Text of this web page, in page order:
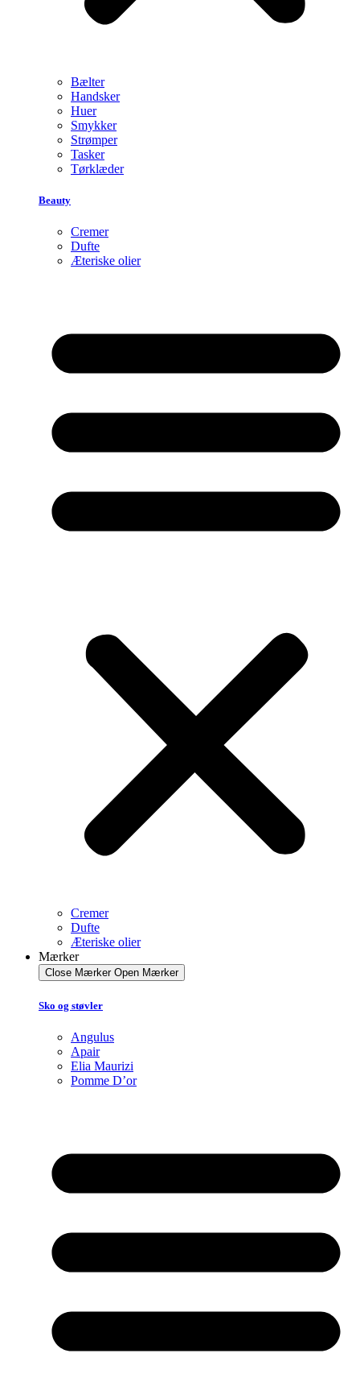
Bælter
Handsker
Huer
Smykker
Strømper
Tasker
Tørklæder
Beauty
Cremer
Dufte
Æteriske olier
Cremer
Dufte
Æteriske olier
Mærker
Close Mærker Open Mærker
Sko og støvler
Angulus
Apair
Elia Maurizi
Pomme D’or